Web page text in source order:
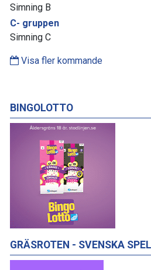
Simning B
C- gruppen
Simning C
Visa fler kommande
BINGOLOTTO
GRÄSROTEN - SVENSKA SPEL